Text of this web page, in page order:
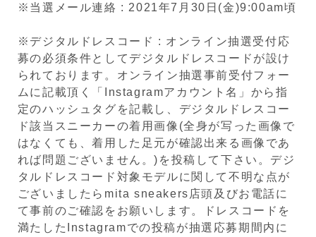
※当選メール連絡 : 2021年7月30日(金)9:00am頃
※デジタルドレスコード : オンライン抽選受付応
募の必須条件としてデジタルドレスコードが設け
られております。オンライン抽選事前受付フォー
ムに記載頂く「Instagramアカウント名」から指
定のハッシュタグを記載し、デジタルドレスコー
ド該当スニーカーの着用画像(全身が写った画像で
はなくても、着用した足元が確認出来る画像であ
れば問題ございません。)を投稿して下さい。デジ
タルドレスコード対象モデルに関して不明な点が
ございましたらmita sneakers店頭及びお電話に
て事前のご確認をお願いします。ドレスコードを
満たしたInstagramでの投稿が抽選応募期間内に